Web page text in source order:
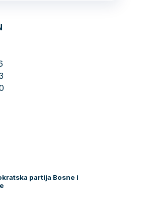
partija Bosne i